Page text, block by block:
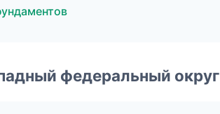
федеральный округ